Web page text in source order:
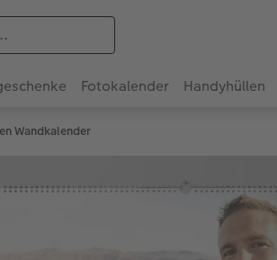
Fotokalender Handyhüllen
Wandkalender